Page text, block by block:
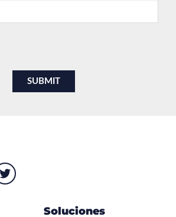
Soluciones